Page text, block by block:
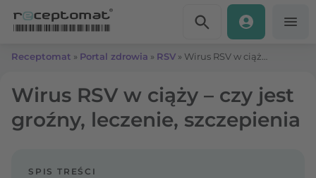
Receptomat » Portal zdrowia » RSV »
Wirus RSV w ciąży – czy jest
groźny, leczenie, szczepienia
SPIS TREŚCI